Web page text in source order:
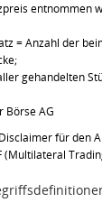
entnommen
= Anzahl der
gehandelten
Börse AG
für den
(Multilateral